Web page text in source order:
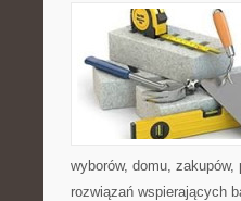
wyborów, domu,
rozwiązań wspierających